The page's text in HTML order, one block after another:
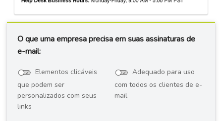
O que uma empresa precisa em suas assinaturas de
e-mail:
Elementos clicáveis
que podem ser
personalizados com seus
links
Adequado para uso
com todos os clientes de e-
mail